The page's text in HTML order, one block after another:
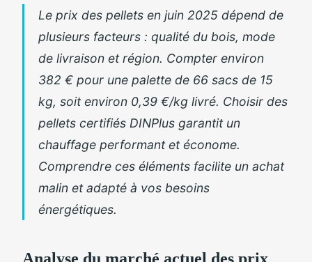
Le prix des pellets en juin 2025 dépend de
plusieurs facteurs : qualité du bois, mode
de livraison et région. Compter environ
382 € pour une palette de 66 sacs de 15
kg, soit environ 0,39 €/kg livré. Choisir des
pellets certifiés DINPlus garantit un
chauffage performant et économe.
Comprendre ces éléments facilite un achat
malin et adapté à vos besoins
énergétiques.
Analyse du marché actuel des prix